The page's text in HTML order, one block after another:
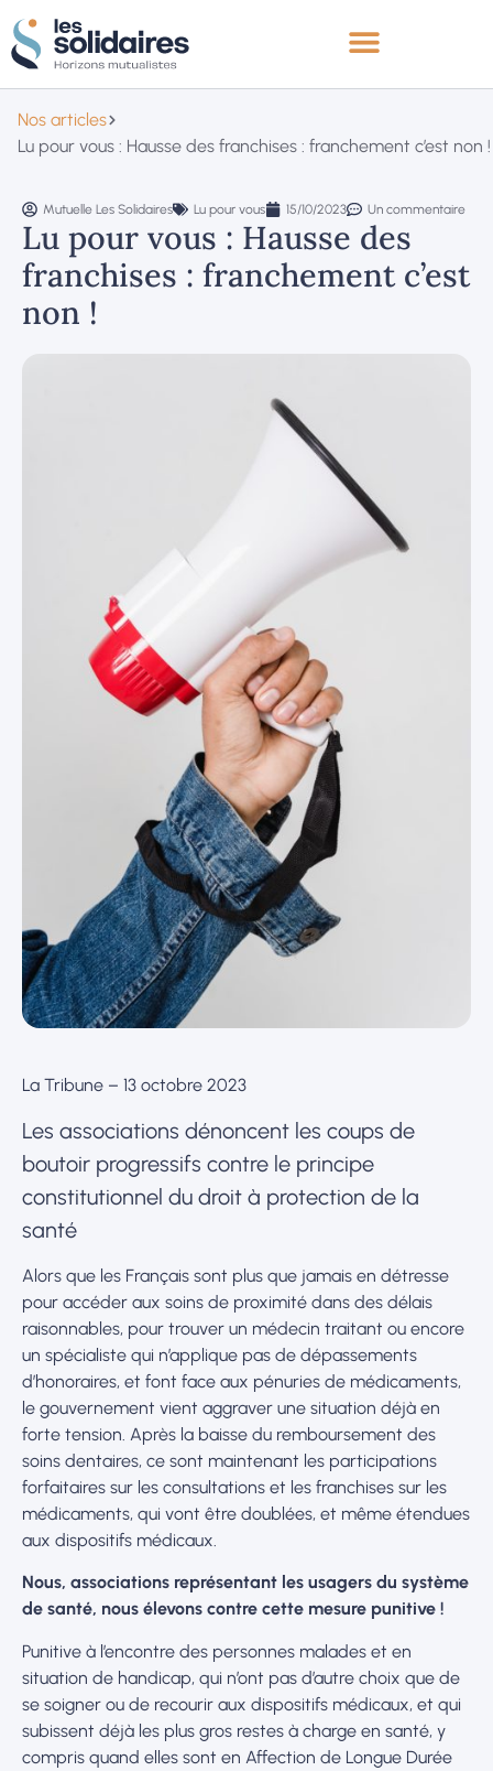
Nos articles
Lu pour vous : Hausse des franchises : franchement c’est non !
Mutuelle Les Solidaires Lu pour vous 15/10/2023 Un commentaire
Lu pour vous : Hausse des
franchises : franchement c’est
non !
La Tribune – 13 octobre 2023
Les associations dénoncent les coups de
boutoir progressifs contre le principe
constitutionnel du droit à protection de la
santé
Alors que les Français sont plus que jamais en détresse
pour accéder aux soins de proximité dans des délais
raisonnables, pour trouver un médecin traitant ou encore
un spécialiste qui n’applique pas de dépassements
d’honoraires, et font face aux pénuries de médicaments,
le gouvernement vient aggraver une situation déjà en
forte tension. Après la baisse du remboursement des
soins dentaires, ce sont maintenant les participations
forfaitaires sur les consultations et les franchises sur les
médicaments, qui vont être doublées, et même étendues
aux dispositifs médicaux.
Nous, associations représentant les usagers du système
de santé, nous élevons contre cette mesure punitive !
Punitive à l’encontre des personnes malades et en
situation de handicap, qui n’ont pas d’autre choix que de
se soigner ou de recourir aux dispositifs médicaux, et qui
subissent déjà les plus gros restes à charge en santé, y
compris quand elles sont en Affection de Longue Durée